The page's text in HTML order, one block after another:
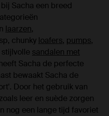
Sacha een breed
laarzen,
chunky loafers, pumps,
sandalen met
Sacha de perfecte
bewaakt Sacha de
Door het gebruik van
leer en suède zorgen
nog een lange tijd favoriet